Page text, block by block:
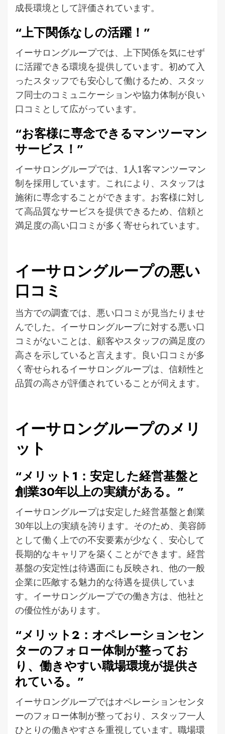
成長環境として評価されています。
“上下関係なしの活躍！”
イーサロングループでは、上下関係を気にせず
に活躍できる環境を提供しています。初めて入
ったスタッフでも安心して働けるため、スタッ
フ同士のコミュニケーションや協力体制が良い
口コミとして広がっています。
“お客様に専念できるマンツーマン
サービス！”
イーサロングループでは、1人1客マンツーマン
制を採用しています。これにより、スタッフは
施術に専念することができます。お客様に対し
て高品質なサービスを提供できるため、信頼と
満足度の高い口コミが多く寄せられています。
イーサロングループの悪い
口コミ
当方での調査では、悪い口コミが見当たりませ
んでした。イーサロングループに対する悪い口
コミがないことは、顧客やスタッフの満足度の
高さを示していると言えます。良い口コミが多
く寄せられるイーサロングループは、信頼性と
品質の高さが評価されていることが伺えます。
イーサロングループのメリ
ット
“メリット1：安定した経営基盤と
創業30年以上の実績がある。”
イーサロングループは安定した経営基盤と創業
30年以上の実績を誇ります。そのため、美容師
として働く上での不安要素が少なく、安心して
長期的なキャリアを築くことができます。経営
基盤の安定性は待遇面にも反映され、他の一般
企業に匹敵する魅力的な待遇を提供していま
す。イーサロングループでの働き方は、他社と
の優位性があります。
“メリット2：オペレーションセン
ターのフォロー体制が整ってお
り、働きやすい職場環境が提供さ
れている。”
イーサロングループではオペレーションセンタ
ーのフォロー体制が整っており、スタッフ一人
ひとりの働きやすさを重視しています。職場環